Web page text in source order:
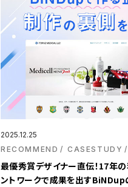
2025.12.25
RECOMMEND
CASESTUDY
最優秀賞デザイナー直伝！17年
ントワークで成果を出す